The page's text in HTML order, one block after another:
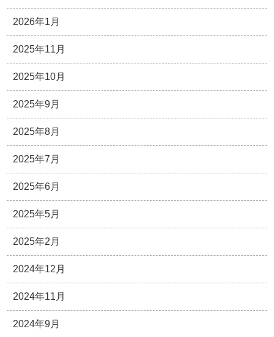
2026年1月
2025年11月
2025年10月
2025年9月
2025年8月
2025年7月
2025年6月
2025年5月
2025年2月
2024年12月
2024年11月
2024年9月